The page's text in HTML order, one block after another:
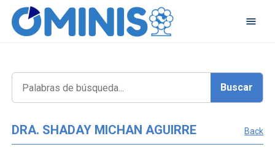
DRA. SHADAY MICHAN AGUIRRE Back